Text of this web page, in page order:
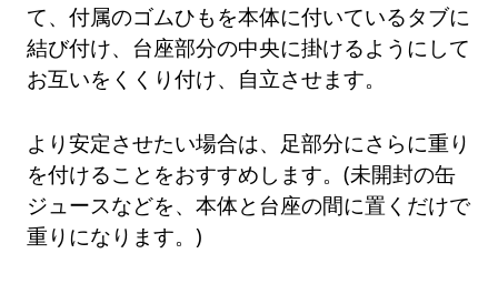
て、付属のゴムひもを本体に付いているタブに
結び付け、台座部分の中央に掛けるようにして
お互いをくくり付け、自立させます。
より安定させたい場合は、足部分にさらに重り
を付けることをおすすめします。(未開封の缶
ジュースなどを、本体と台座の間に置くだけで
重りになります。)